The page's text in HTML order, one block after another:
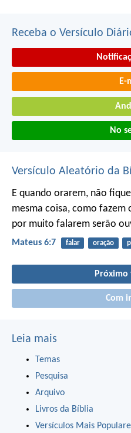
Receba o Versículo
E-
No
Versículo Aleatório da
E quando orarem, não
mesma coisa, como fazem
por muito falarem serão
Mateus 6:7 falar oração
Próximo
Com
Leia mais
Temas
Pesquisa
Arquivo
Livros da Bíblia
Versículos Mais